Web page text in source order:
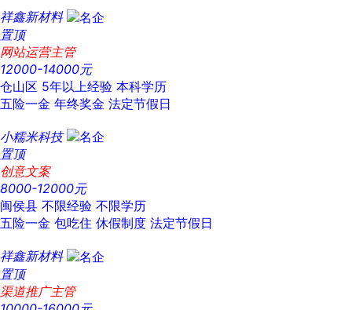
祥鑫新材料
置顶
网站运营主管
12000-14000元
仓山区 5年以上经验 本科学历
五险一金 年终奖金 法定节假日
小糯米科技
置顶
创意文案
8000-12000元
闽侯县 不限经验 不限学历
五险一金 包吃住 休假制度 法定节假日
祥鑫新材料
置顶
渠道推广主管